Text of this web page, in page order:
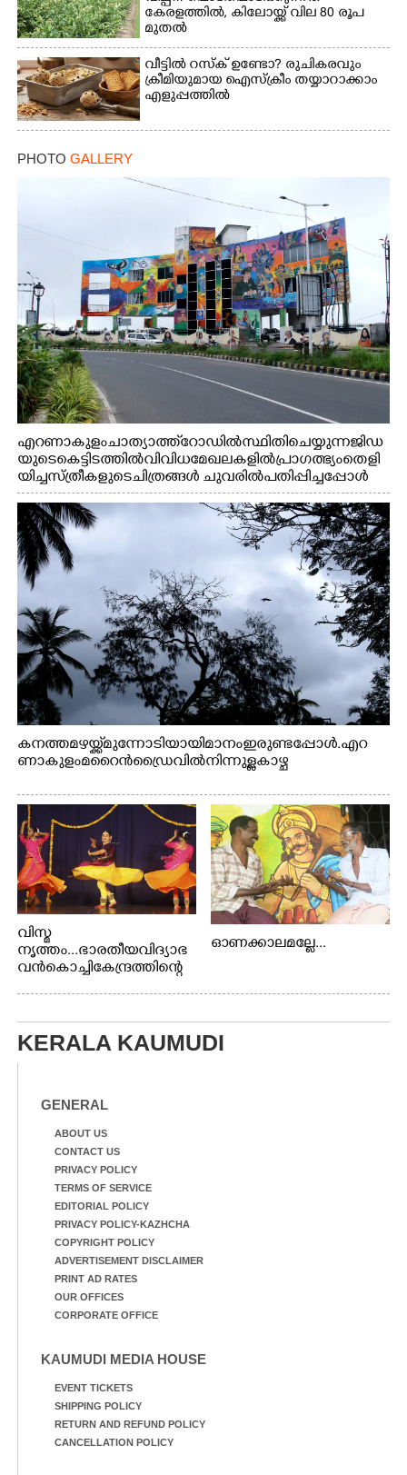
കേരളത്തിൽ, കിലോയ്ക്ക് വില 80 രൂപ
മുതൽ
വീട്ടിൽ റസ്ക് ഉണ്ടോ? രുചികരവും
ക്രീമിയുമായ ഐസ്ക്രീം തയ്യാറാക്കാം
എളുപ്പത്തിൽ
PHOTO GALLERY
എറണാകുളം ചാത്യാത്ത് റോഡിൽ സ്ഥിതി ചെയ്യുന്ന ജിഡ
യുടെ കെട്ടിടത്തിൽ വിവിധ മേഖലകളിൽ പ്രാഗത്ഭ്യം തെളി
യിച്ച സ്ത്രീകളുടെ ചിത്രങ്ങൾ ചുവരിൽ പതിപ്പിച്ചപ്പോൾ
കനത്ത മഴയ്ക്ക് മുന്നോടിയായി മാനം ഇരുണ്ടപ്പോൾ. എറ
ണാകുളം മറൈൻഡ്രൈവിൽ നിന്നുള്ള കാഴ്ച
വിസ്മ
നൃത്തം...ഭാരതീയ വിദ്യാഭ
വൻ കൊച്ചി കേന്ദ്രത്തിന്റെ
റോഡിലെ ഭാരതീയ
വിദ്യാഭവൻ സർദാർ
പട്ടേൽ സഭാഗൃഹത്തിൽ
അക്ഷത അവതരിപ്പിച്ച ലയ
ഓണക്കാലമല്ലേ...
KERALA KAUMUDI
GENERAL
ABOUT US
CONTACT US
PRIVACY POLICY
TERMS OF SERVICE
EDITORIAL POLICY
PRIVACY POLICY-KAZHCHA
COPYRIGHT POLICY
ADVERTISEMENT DISCLAIMER
PRINT AD RATES
OUR OFFICES
CORPORATE OFFICE
KAUMUDI MEDIA HOUSE
EVENT TICKETS
SHIPPING POLICY
RETURN AND REFUND POLICY
CANCELLATION POLICY